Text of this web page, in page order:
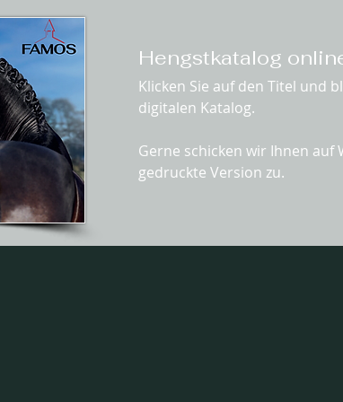
Hengstkatalog
Klicken Sie auf den Titel und
digitalen Katalog.
Gerne schicken wir Ihnen auf
gedruckte Version zu.